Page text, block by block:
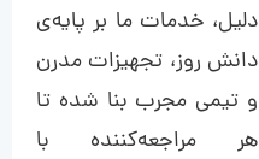
دلیل، خدمات ما بر پایه‌ی
دانش روز، تجهیزات مدرن
و تیمی مجرب بنا شده تا
هر مراجعه‌کننده با